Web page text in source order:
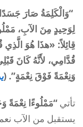
“وَالْكَلِمَةُ صَارَ جَسَدًا
لِوَحِيدٍ مِنَ الآبِ،
قِائِلاً: «هذَا هُوَ الَّذِي
قُدَّامِي، لأَنَّهُ كَانَ
وَنِعْمَةً فَوْقَ نِعْمَةٍ”. (
تأتي “مَمْلُوءًا نِعْمَةً
يستقبل من الآب